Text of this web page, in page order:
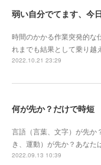
弱い自分でてます、今
時間のかかる作業突発的な
れまでも結果として乗り越
2022.10.21 23:29
何が先か？だけで時短
言語（言葉、文字）が先か
き、運動）が先か？あなた
2022.09.13 10:39